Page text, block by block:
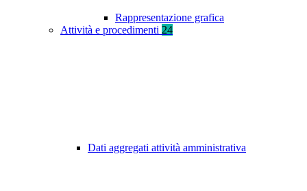
Rappresentazione grafica
Attività e procedimenti 24
Dati aggregati attività amministrativa